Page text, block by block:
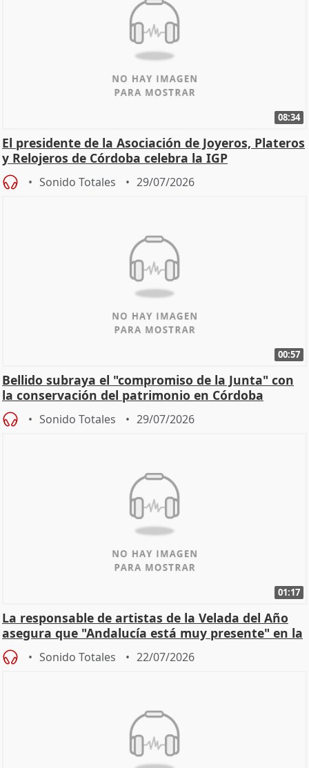
08:34
El presidente de la Asociación de Joyeros, Plateros
y Relojeros de Córdoba celebra la IGP
Sonido Totales 29/07/2026
00:57
Bellido subraya el "compromiso de la Junta" con
la conservación del patrimonio en Córdoba
Sonido Totales 29/07/2026
01:17
La responsable de artistas de la Velada del Año
asegura que "Andalucía está muy presente" en la
cita
Sonido Totales 22/07/2026